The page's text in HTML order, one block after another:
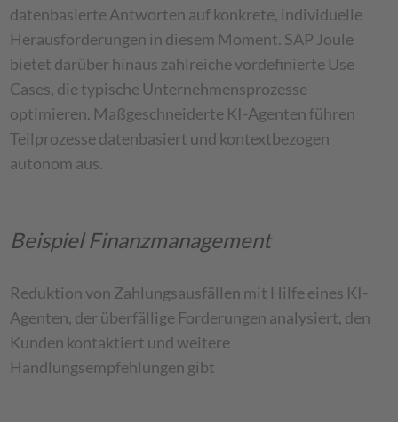
datenbasierte Antworten auf konkrete, individuelle
Herausforderungen in diesem Moment. SAP Joule
bietet darüber hinaus zahlreiche vordefinierte Use
Cases, die typische Unternehmensprozesse
optimieren. Maßgeschneiderte KI-Agenten führen
Teilprozesse datenbasiert und kontextbezogen
autonom aus.
Beispiel Finanzmanagement
Reduktion von Zahlungsausfällen mit Hilfe eines KI-
Agenten, der überfällige Forderungen analysiert, den
Kunden kontaktiert und weitere
Handlungsempfehlungen gibt